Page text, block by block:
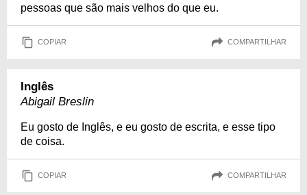
pessoas que são mais velhos do que eu.
COPIAR COMPARTILHAR
Inglês
Abigail Breslin
Eu gosto de Inglês, e eu gosto de escrita, e esse tipo
de coisa.
COPIAR COMPARTILHAR